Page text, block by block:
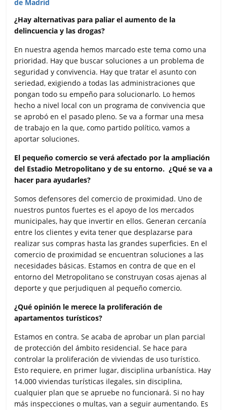
¿Hay alternativas para paliar el aumento de la
delincuencia y las drogas?
En nuestra agenda hemos marcado este tema como una
prioridad. Hay que buscar soluciones a un problema de
seguridad y convivencia. Hay que tratar el asunto con
seriedad, exigiendo a todas las administraciones que
pongan todo su empeño para solucionarlo. Lo hemos
hecho a nivel local con un programa de convivencia que
se aprobó en el pasado pleno. Se va a formar una mesa
de trabajo en la que, como partido político, vamos a
aportar soluciones.
El pequeño comercio se verá afectado por la ampliación
del Estadio Metropolitano y de su entorno. ¿Qué se va a
hacer para ayudarles?
Somos defensores del comercio de proximidad. Uno de
nuestros puntos fuertes es el apoyo de los mercados
municipales, hay que invertir en ellos. Generan cercanía
entre los clientes y evita tener que desplazarse para
realizar sus compras hasta las grandes superficies. En el
comercio de proximidad se encuentran soluciones a las
necesidades básicas. Estamos en contra de que en el
entorno del Metropolitano se construyan cosas ajenas al
deporte y que perjudiquen al pequeño comercio.
¿Qué opinión le merece la proliferación de
apartamentos turísticos?
Estamos en contra. Se acaba de aprobar un plan parcial
de protección del ámbito residencial. Se hace para
controlar la proliferación de viviendas de uso turístico.
Esto requiere, en primer lugar, disciplina urbanística. Hay
14.000 viviendas turísticas ilegales, sin disciplina,
cualquier plan que se apruebe no funcionará. Si no hay
más inspecciones o multas, van a seguir aumentando. Es